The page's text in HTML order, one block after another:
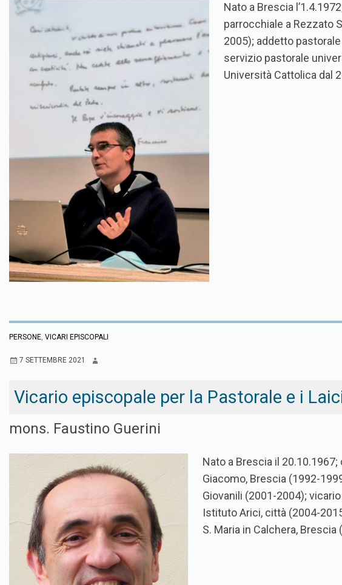
Nato a Brescia
parrocchiale a Rezzato
2005); addetto
servizio pastorale
Università Cattolica dal
PERSONE, VICARI EPISCOPALI
7 SETTEMBRE 2021
Vicario episcopale per la Pastorale e i
mons. Faustino Guerini
Nato a Brescia il
Giacomo, Brescia (1992-
Giovanili (2001-2004);
Istituto Arici, città (2004-
S. Maria in Calchera,